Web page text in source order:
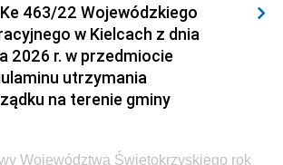
463/22 Wojewódzkiego
w Kielcach z dnia
2026 r. w przedmiocie
utrzymania
na terenie gminy
Województwa Świętokrzyskiego rok